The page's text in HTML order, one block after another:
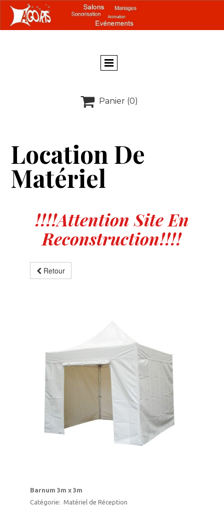
 Panier (0)
Location De
Matériel
!!!!Attention Site En
Reconstruction!!!!
Retour
Barnum 3m x 3m
Catégorie: Matériel de Réception